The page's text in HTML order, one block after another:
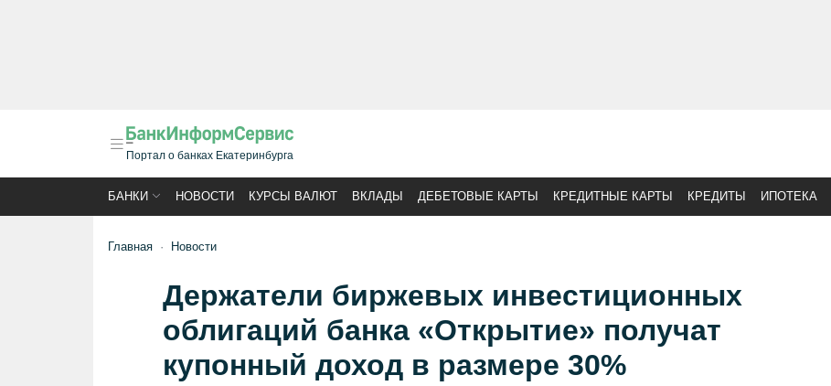
Портал о банках Екатеринбурга
БАНКИ НОВОСТИ КУРСЫ ВАЛЮТ ВКЛАДЫ ДЕБЕТОВЫЕ КАРТЫ КРЕДИТНЫЕ КАРТЫ КРЕДИТЫ ИПОТЕКА
Главная Новости
Держатели биржевых инвестиционных
облигаций банка «Открытие» получат
купонный доход в размере 30%